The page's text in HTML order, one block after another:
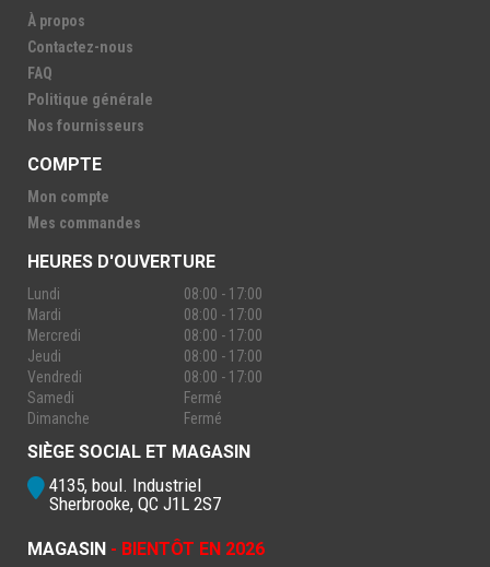
À propos
Contactez-nous
FAQ
Politique générale
Nos fournisseurs
COMPTE
Mon compte
Mes commandes
HEURES D'OUVERTURE
Lundi
08:00 - 17:00
Mardi
08:00 - 17:00
Mercredi
08:00 - 17:00
Jeudi
08:00 - 17:00
Vendredi
08:00 - 17:00
Samedi
Fermé
Dimanche
Fermé
SIÈGE SOCIAL ET MAGASIN
4135, boul. Industriel
Sherbrooke, QC J1L 2S7
MAGASIN - BIENTÔT EN 2026